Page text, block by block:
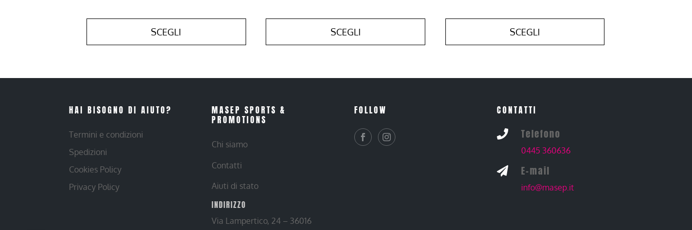
SCEGLI SCEGLI SCEGLI
HAI BISOGNO DI AIUTO?
Termini e condizioni
Spedizioni
Cookies Policy
Privacy Policy
MASEP SPORTS &
PROMOTIONS
Chi siamo
Contatti
Aiuti di stato
INDIRIZZO
Via Lampertico, 24 – 36016
FOLLOW CONTATTI
 Telefono
0445 360636
 E-mail
info@masep.it